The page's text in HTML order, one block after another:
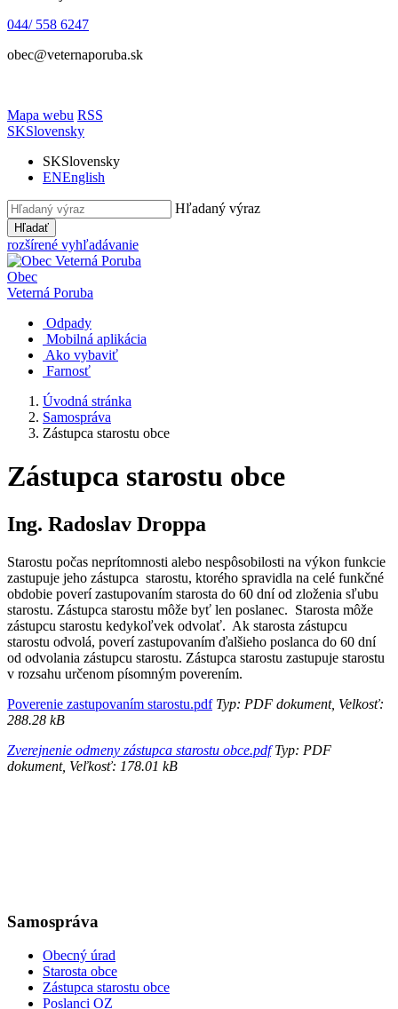
044/ 558 6247
obec@veternaporuba.sk
Mapa webu RSS
SKSlovensky
SKSlovensky
ENEnglish
Hľadaný výraz
Hľadať
rozšírené vyhľadávanie
Obec
Veterná Poruba
Odpady
Mobilná aplikácia
Ako vybaviť
Farnosť
Úvodná stránka
Samospráva
Zástupca starostu obce
Zástupca starostu obce
Ing. Radoslav Droppa
Starostu počas neprítomnosti alebo nespôsobilosti na výkon funkcie
zastupuje jeho zástupca starostu, ktorého spravidla na celé funkčné
obdobie poverí zastupovaním starosta do 60 dní od zloženia sľubu
starostu. Zástupca starostu môže byť len poslanec. Starosta môže
zástupcu starostu kedykoľvek odvolať. Ak starosta zástupcu
starostu odvolá, poverí zastupovaním ďalšieho poslanca do 60 dní
od odvolania zástupcu starostu. Zástupca starostu zastupuje starostu
v rozsahu určenom písomným poverením.
Poverenie zastupovaním starostu.pdfTyp: PDF dokument, Velkosť:
288.28 kB
Zverejnenie odmeny zástupca starostu obce.pdfTyp: PDF
dokument, Veľkosť: 178.01 kB
Samospráva
Obecný úrad
Starosta obce
Zástupca starostu obce
Poslanci OZ